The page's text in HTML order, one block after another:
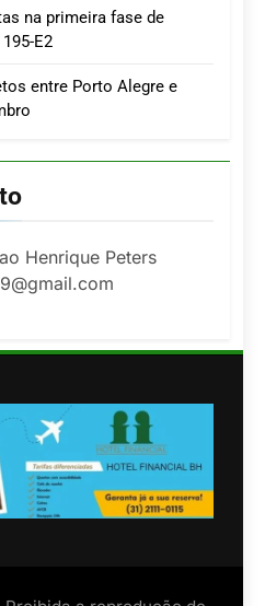
na primeira fase de
E2
entre Porto Alegre e
Henrique Peters